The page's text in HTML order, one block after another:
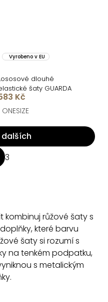
Vyrobeno v EU
dlouhé
šaty GUARDA
Kč
ONESIZE
O3
kombinuj růžové šaty s
které barvu
šaty si rozumí s
na tenkém podpatku,
s metalickým